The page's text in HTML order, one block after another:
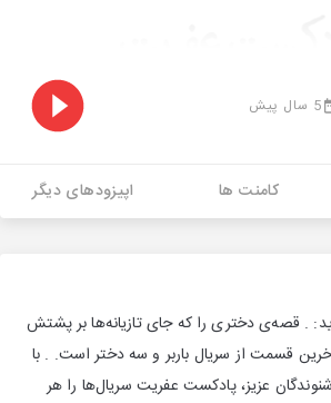
5 سال پیش
کامنت ها اپیزودهای دیگر
. قصه‌ی دختری را که جای تازیانه‌ها بر پشتش
قسمت از سریال باربر و سه دختر است. . با
عزیز، پادکست عفریت سریال‌ها را هر